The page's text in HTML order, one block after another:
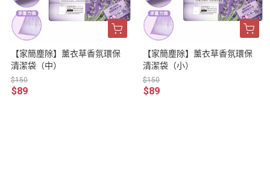
【家簡塵除】薰衣草香氛環保
清潔袋（中）
$150
$89
【家簡塵除】薰衣草香氛環保
清潔袋（小）
$150
$89